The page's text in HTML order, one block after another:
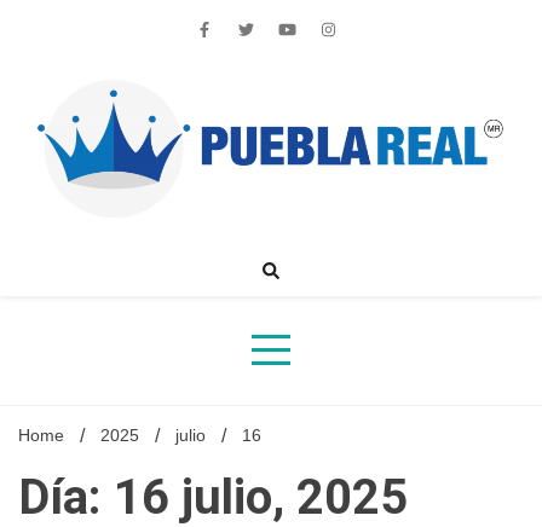
Noticias de actualidad de Puebla, México y el mundo
Home 2025 julio 16
Día: 16 julio, 2025